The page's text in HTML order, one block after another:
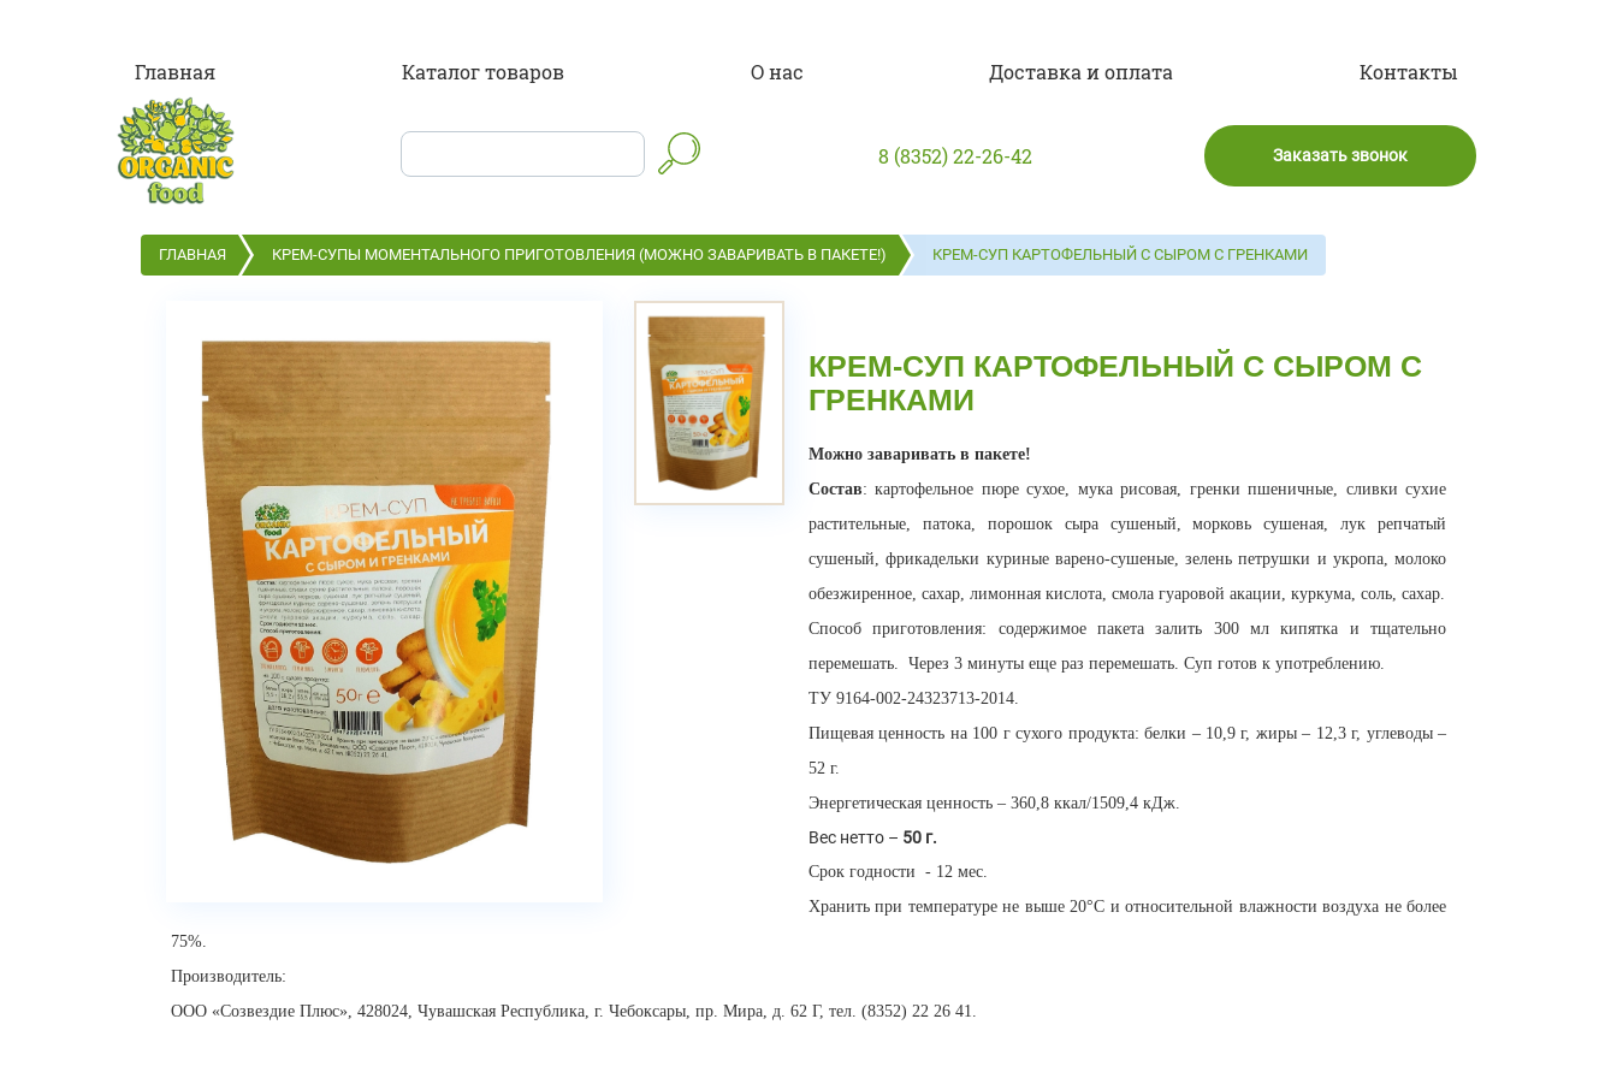
Главная Каталог товаров О нас Доставка и оплата Контакты
8 (8352) 22-26-42 Заказать звонок
ГЛАВНАЯ КРЕМ-СУПЫ МОМЕНТАЛЬНОГО ПРИГОТОВЛЕНИЯ (МОЖНО ЗАВАРИВАТЬ В ПАКЕТЕ!) КРЕМ-СУП КАРТОФЕЛЬНЫЙ С СЫРОМ С ГРЕНКАМИ
КРЕМ-СУП КАРТОФЕЛЬНЫЙ С СЫРОМ С
ГРЕНКАМИ
Можно заваривать в пакете!
Состав: картофельное пюре сухое, мука рисовая, гренки пшеничные, сливки сухие
растительные, патока, порошок сыра сушеный, морковь сушеная, лук репчатый
сушеный, фрикадельки куриные варено-сушеные, зелень петрушки и укропа, молоко
обезжиренное, сахар, лимонная кислота, смола гуаровой акации, куркума, соль, сахар.
Способ приготовления: содержимое пакета залить 300 мл кипятка и тщательно
перемешать. Через 3 минуты еще раз перемешать. Суп готов к употреблению.
ТУ 9164-002-24323713-2014.
Пищевая ценность на 100 г сухого продукта: белки – 10,9 г, жиры – 12,3 г, углеводы –
52 г.
Энергетическая ценность – 360,8 ккал/1509,4 кДж.
Вес нетто – 50 г.
Срок годности - 12 мес.
Хранить при температуре не выше 20°С и относительной влажности воздуха не более
75%.
Производитель:
ООО «Созвездие Плюс», 428024, Чувашская Республика, г. Чебоксары, пр. Мира, д. 62 Г, тел. (8352) 22 26 41.